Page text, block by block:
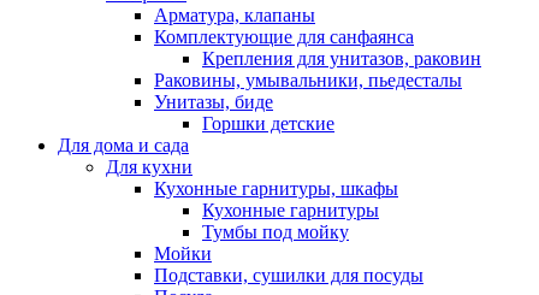
Арматура, клапаны
Комплектующие для санфаянса
Крепления для унитазов, раковин
Раковины, умывальники, пьедесталы
Унитазы, биде
Горшки детские
Для дома и сада
Для кухни
Кухонные гарнитуры, шкафы
Кухонные гарнитуры
Тумбы под мойку
Мойки
Подставки, сушилки для посуды